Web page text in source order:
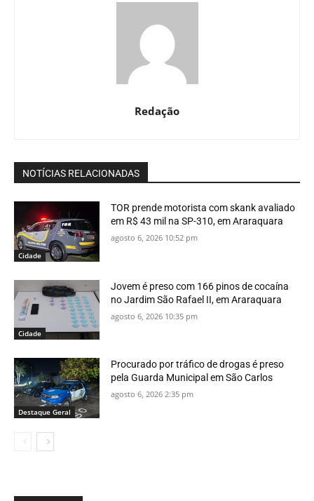
Redação
NOTÍCIAS RELACIONADAS
Cidade
TOR prende motorista com skank avaliado
em R$ 43 mil na SP-310, em Araraquara
agosto 6, 2026 10:52 pm
Cidade
Jovem é preso com 166 pinos de cocaína
no Jardim São Rafael II, em Araraquara
agosto 6, 2026 10:35 pm
Destaque Geral
Procurado por tráfico de drogas é preso
pela Guarda Municipal em São Carlos
agosto 6, 2026 2:35 pm